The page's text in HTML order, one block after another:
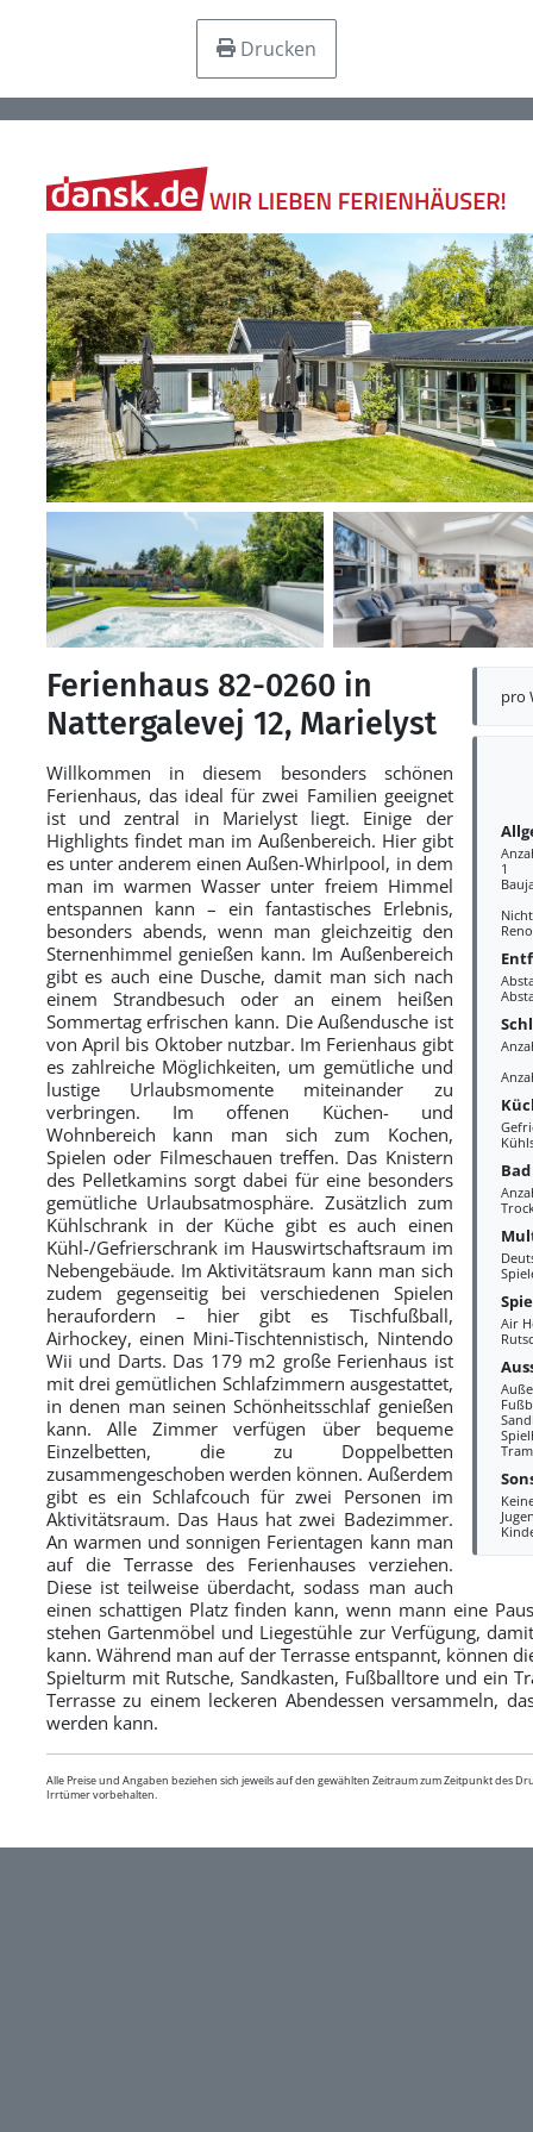
Drucken
pro
1
Bad
Air
Ferienhaus 82-0260 in
Nattergalevej 12, Marielyst
Willkommen in diesem besonders schönen
Ferienhaus, das ideal für zwei Familien geeignet
ist und zentral in Marielyst liegt. Einige der
Highlights findet man im Außenbereich. Hier gibt
es unter anderem einen Außen-Whirlpool, in dem
man im warmen Wasser unter freiem Himmel
entspannen kann – ein fantastisches Erlebnis,
besonders abends, wenn man gleichzeitig den
Sternenhimmel genießen kann. Im Außenbereich
gibt es auch eine Dusche, damit man sich nach
einem Strandbesuch oder an einem heißen
Sommertag erfrischen kann. Die Außendusche ist
von April bis Oktober nutzbar. Im Ferienhaus gibt
es zahlreiche Möglichkeiten, um gemütliche und
lustige Urlaubsmomente miteinander zu
verbringen. Im offenen Küchen- und
Wohnbereich kann man sich zum Kochen,
Spielen oder Filmeschauen treffen. Das Knistern
des Pelletkamins sorgt dabei für eine besonders
gemütliche Urlaubsatmosphäre. Zusätzlich zum
Kühlschrank in der Küche gibt es auch einen
Kühl-/Gefrierschrank im Hauswirtschaftsraum im
Nebengebäude. Im Aktivitätsraum kann man sich
zudem gegenseitig bei verschiedenen Spielen
heraufordern – hier gibt es Tischfußball,
Airhockey, einen Mini-Tischtennistisch, Nintendo
Wii und Darts. Das 179 m2 große Ferienhaus ist
mit drei gemütlichen Schlafzimmern ausgestattet,
in denen man seinen Schönheitsschlaf genießen
kann. Alle Zimmer verfügen über bequeme
Einzelbetten, die zu Doppelbetten
zusammengeschoben werden können. Außerdem
gibt es ein Schlafcouch für zwei Personen im
Aktivitätsraum. Das Haus hat zwei Badezimmer.
An warmen und sonnigen Ferientagen kann man
auf die Terrasse des Ferienhauses verziehen.
Diese ist teilweise überdacht, sodass man auch
einen schattigen Platz finden kann, wenn mann eine
stehen Gartenmöbel und Liegestühle zur Verfügung,
kann. Während man auf der Terrasse entspannt, können
Spielturm mit Rutsche, Sandkasten, Fußballtore und ein
Terrasse zu einem leckeren Abendessen versammeln,
werden kann.
Alle Preise und Angaben beziehen sich jeweils auf den gewählten Zeitraum zum Zeitpunkt des
Irrtümer vorbehalten.